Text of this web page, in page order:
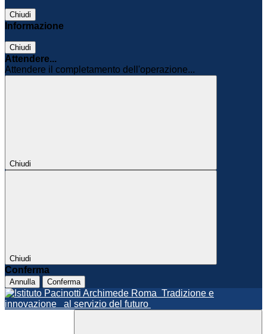
Chiudi
Informazione
Chiudi
Attendere...
Attendere il completamento dell'operazione...
Chiudi
Chiudi
Conferma
Annulla Conferma
Roma Tradizione e
innovazione
al servizio del futuro